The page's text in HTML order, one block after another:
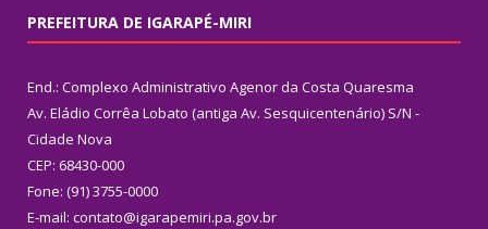
PREFEITURA DE IGARAPÉ-MIRI
End.: Complexo Administrativo Agenor da Costa Quaresma
Av. Eládio Corrêa Lobato (antiga Av. Sesquicentenário) S/N -
Cidade Nova
CEP: 68430-000
Fone: (91) 3755-0000
E-mail: contato@igarapemiri.pa.gov.br